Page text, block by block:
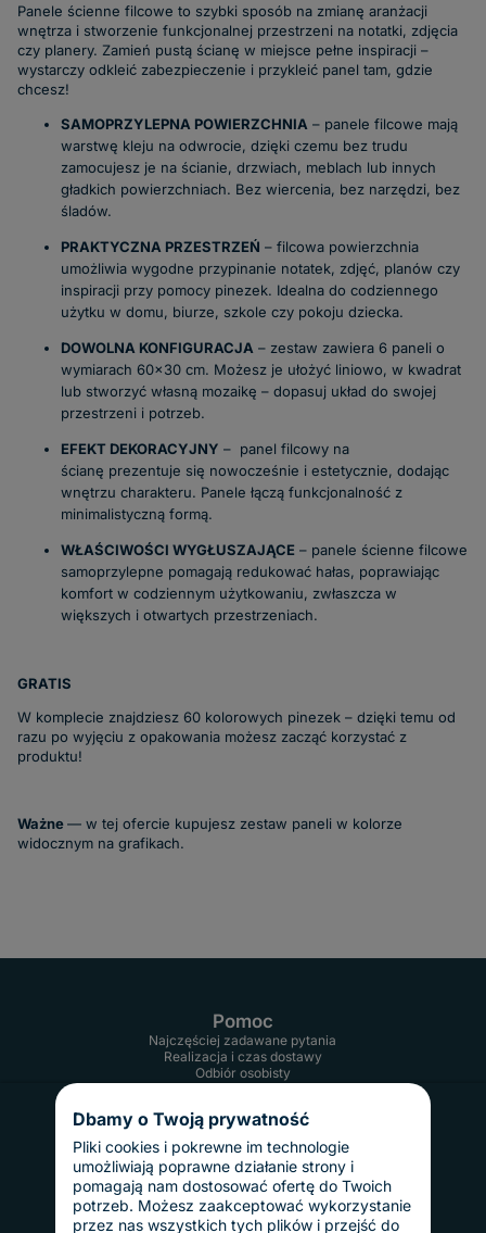
Panele ścienne filcowe to szybki sposób na zmianę aranżacji
wnętrza i stworzenie funkcjonalnej przestrzeni na notatki, zdjęcia
czy planery. Zamień pustą ścianę w miejsce pełne inspiracji –
wystarczy odkleić zabezpieczenie i przykleić panel tam, gdzie
chcesz!
SAMOPRZYLEPNA POWIERZCHNIA – panele filcowe mają
warstwę kleju na odwrocie, dzięki czemu bez trudu
zamocujesz je na ścianie, drzwiach, meblach lub innych
gładkich powierzchniach. Bez wiercenia, bez narzędzi, bez
śladów.
PRAKTYCZNA PRZESTRZEŃ – filcowa powierzchnia
umożliwia wygodne przypinanie notatek, zdjęć, planów czy
inspiracji przy pomocy pinezek. Idealna do codziennego
użytku w domu, biurze, szkole czy pokoju dziecka.
DOWOLNA KONFIGURACJA – zestaw zawiera 6 paneli o
wymiarach 60x30 cm. Możesz je ułożyć liniowo, w kwadrat
lub stworzyć własną mozaikę – dopasuj układ do swojej
przestrzeni i potrzeb.
EFEKT DEKORACYJNY – panel filcowy na
ścianę prezentuje się nowocześnie i estetycznie, dodając
wnętrzu charakteru. Panele łączą funkcjonalność z
minimalistyczną formą.
WŁAŚCIWOŚCI WYGŁUSZAJĄCE – panele ścienne filcowe
samoprzylepne pomagają redukować hałas, poprawiając
komfort w codziennym użytkowaniu, zwłaszcza w
większych i otwartych przestrzeniach.
GRATIS
W komplecie znajdziesz 60 kolorowych pinezek – dzięki temu od
razu po wyjęciu z opakowania możesz zacząć korzystać z
produktu!
Ważne— w tej ofercie kupujesz zestaw paneli w kolorze
widocznym na grafikach.
Pomoc
Najczęściej zadawane pytania
Realizacja i czas dostawy
Odbiór osobisty
Informacje
Regulamin
Reklamacje i zwroty
Gwarancja
Polityka prywatności
Dostawy i płatności
Koszty dostawy
Dbamy o Twoją prywatność
Pliki cookies i pokrewne im technologie
umożliwiają poprawne działanie strony i
pomagają nam dostosować ofertę do Twoich
potrzeb. Możesz zaakceptować wykorzystanie
przez nas wszystkich tych plików i przejść do